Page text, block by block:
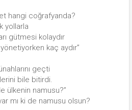
hangi coğrafyanda?
yollarla
gütmesi kolaydır
kaç aydır”
geçti
bile bitirdi.
ülkenin namusu?”
mı ki de namusu olsun?